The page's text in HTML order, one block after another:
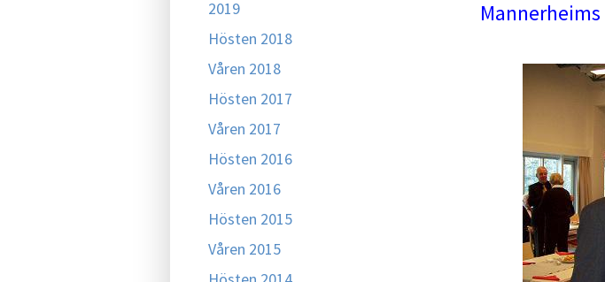
2019
Hösten 2018
Våren 2018
Hösten 2017
Våren 2017
Hösten 2016
Våren 2016
Hösten 2015
Våren 2015